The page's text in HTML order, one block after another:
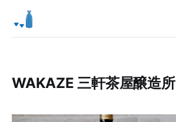
WAKAZE 三軒茶屋醸造所